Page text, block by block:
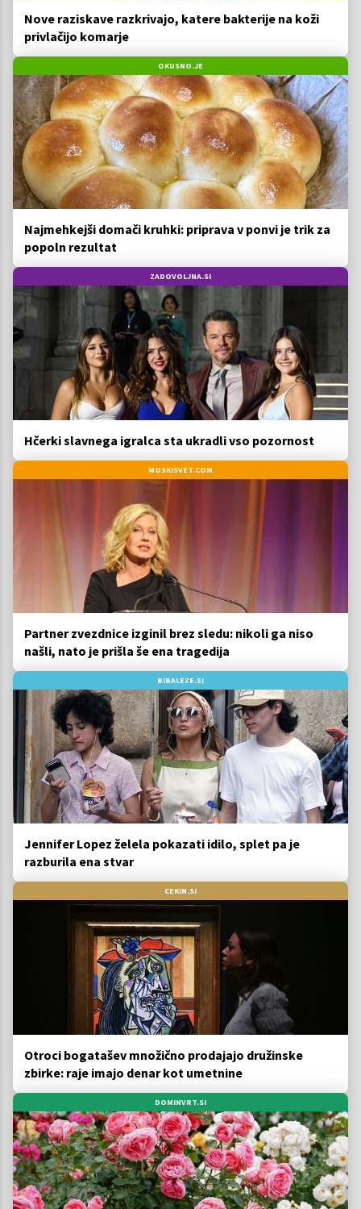
Nove raziskave razkrivajo, katere bakterije na koži
privlačijo komarje
OKUSNO.JE
Najmehkejši domači kruhki: priprava v ponvi je trik za
popoln rezultat
ZADOVOLJNA.SI
Hčerki slavnega igralca sta ukradli vso pozornost
MOSKISVET.COM
Partner zvezdnice izginil brez sledu: nikoli ga niso
našli, nato je prišla še ena tragedija
BIBALEZE.SI
Jennifer Lopez želela pokazati idilo, splet pa je
razburila ena stvar
CEKIN.SI
Otroci bogatašev množično prodajajo družinske
zbirke: raje imajo denar kot umetnine
DOMINVRT.SI